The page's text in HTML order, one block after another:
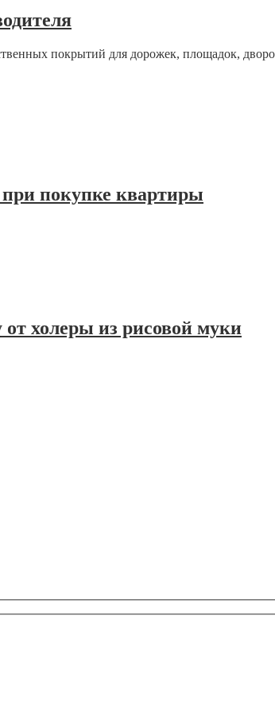
покрытий для дорожек, площадок,
покупке квартиры
холеры из рисовой муки